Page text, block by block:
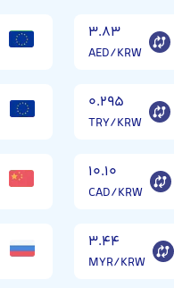
۳.۸۳
AED/KRW
۰.۲۹۵
TRY/KRW
۱۰.۱۰
CAD/KRW
۳.۴۴
MYR/KRW